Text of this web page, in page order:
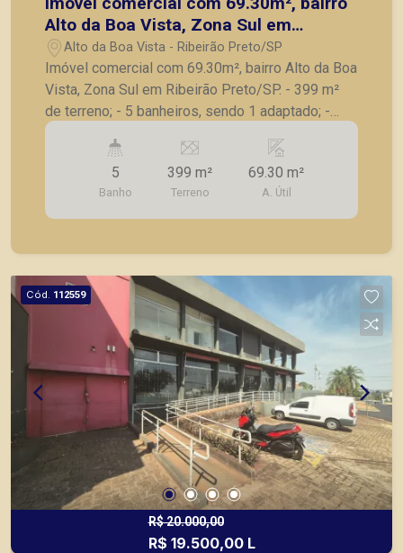
Alto da Boa Vista, Zona Sul em
Ribeirão Preto/SP.
Alto da Boa Vista - Ribeirão Preto/SP
Imóvel comercial com 69.30m², bairro Alto da Boa
Vista, Zona Sul em Ribeirão Preto/SP. - 399 m²
de terreno; - 5 banheiros, sendo 1 adaptado; -
Escritório; - Esquina em avenida de grande fluxo
da zona sul. A Piramid tem como objetivo atender
seus clientes com agilidade e segurança, em
locação, vendas de imóveis prontos, usados ou
mesmo nos principais lançamentos da cidade de
5
Banho
399 m²
Terreno
69.30 m²
A. Útil
Cód. 112559
R$ 20.000,00
R$ 19.500,00 L